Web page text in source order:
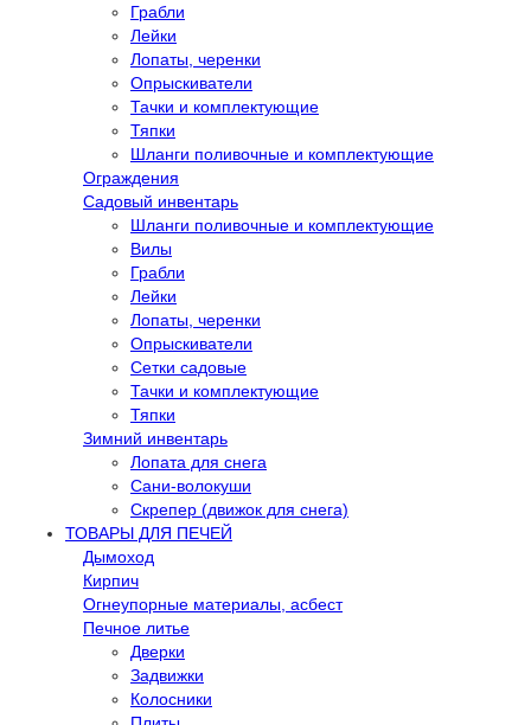
Грабли
Лейки
Лопаты, черенки
Опрыскиватели
Тачки и комплектующие
Тяпки
Шланги поливочные и комплектующие
Ограждения
Садовый инвентарь
Шланги поливочные и комплектующие
Вилы
Грабли
Лейки
Лопаты, черенки
Опрыскиватели
Сетки садовые
Тачки и комплектующие
Тяпки
Зимний инвентарь
Лопата для снега
Сани-волокуши
Скрепер (движок для снега)
ТОВАРЫ ДЛЯ ПЕЧЕЙ
Дымоход
Кирпич
Огнеупорные материалы, асбест
Печное литье
Дверки
Задвижки
Колосники